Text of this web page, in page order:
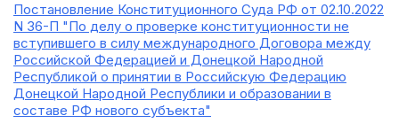
Постановление Конституционного Суда РФ от 02.10.2022
N 36-П "По делу о проверке конституционности не
вступившего в силу международного Договора между
Российской Федерацией и Донецкой Народной
Республикой о принятии в Российскую Федерацию
Донецкой Народной Республики и образовании в
составе РФ нового субъекта"